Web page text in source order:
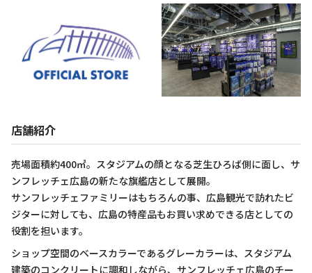
店舗紹介
売場面積約400㎡。スタジアムの顔となる芝生ひろば側に面し、サ
ンフレッチェ広島の新たな旗艦店として展開。
サンフレッチェファミリーはもちろんの事、広島観光で訪れたビ
ジターに対しても、広島の特産品もお買い求めできる店としての
役割を担います。
ショップ空間のベースカラーであるグレーカラーは、スタジアム
建築のコンクリートに調和しながら、サンフレッチェ広島のチー